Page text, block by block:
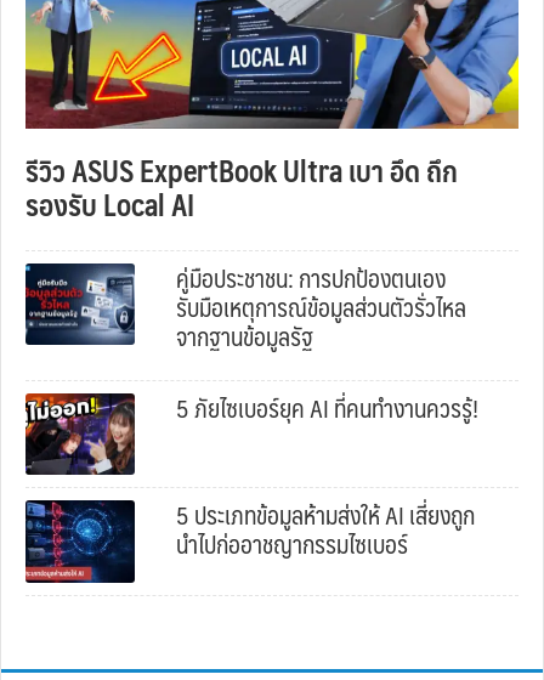
รีวิว ASUS ExpertBook Ultra เบา อึด ถึก
รองรับ Local AI
คู่มือประชาชน: การปกป้องตนเอง
รับมือเหตุการณ์ข้อมูลส่วนตัวรั่วไหล
จากฐานข้อมูลรัฐ
5 ภัยไซเบอร์ยุค AI ที่คนทำงานควรรู้!
5 ประเภทข้อมูลห้ามส่งให้ AI เสี่ยงถูก
นำไปก่ออาชญากรรมไซเบอร์